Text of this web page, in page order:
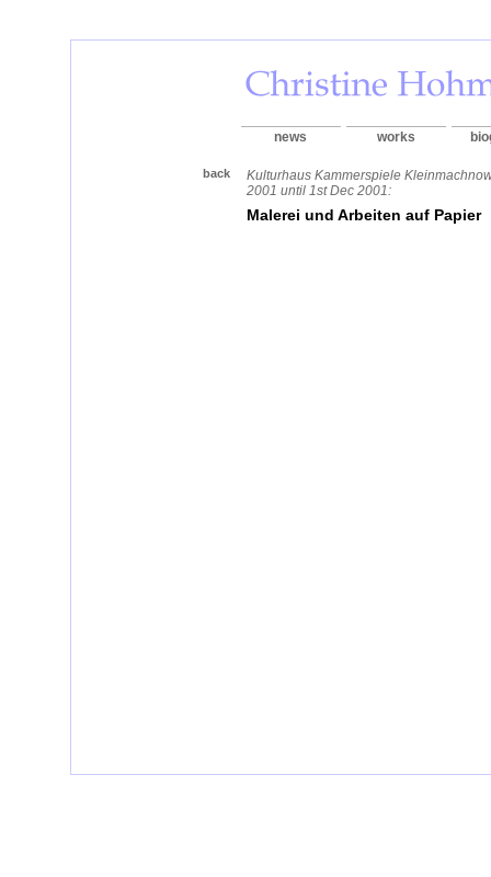
news works
back
Kulturhaus Kammerspiele
2001 until 1st Dec 2001:
Malerei und Arbeiten auf Papier